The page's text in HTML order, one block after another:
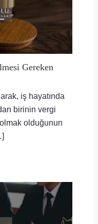
Gereken
iş hayatında
birinin vergi
olduğunun